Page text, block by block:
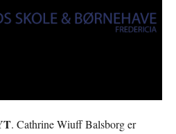
. Cathrine Wiuff Balsborg er